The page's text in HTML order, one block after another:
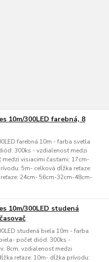
10m/300LED farebná, 8
farebná 10m - farba svetla
300ks - vzdialenosť medzi
visiacimi časťami: 17cm-
5m- celková dĺžka reťaze:
24cm- 56cm-32cm-48cm-
10m/300LED studená
studená biela 10m - farba
počet diód: 300ks -
8cm, vzdialenosť medzi
reťaze: 10m- dĺžka prívodu: